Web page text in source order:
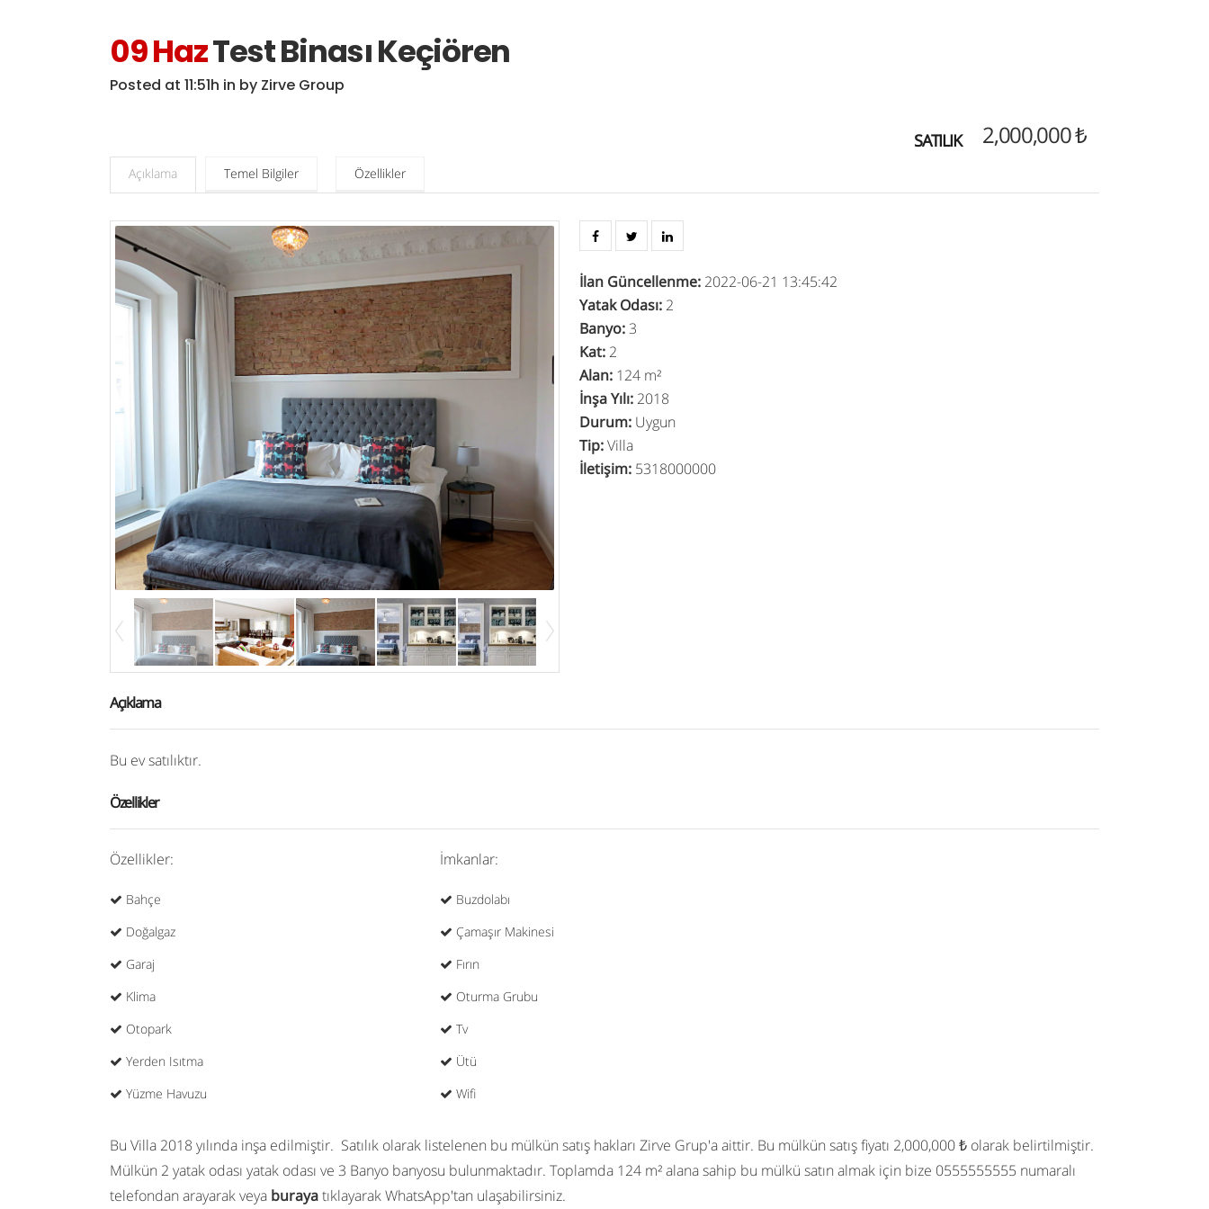
09 HazTest Binası Keçiören
Posted at 11:51h in by Zirve Group
SATILIK 2,000,000 ₺
Açıklama Temel Bilgiler Özellikler
İlan Güncellenme: 2022-06-21 13:45:42
Yatak Odası: 2
Banyo:3
Kat: 2
Alan: 124 m²
İnşa Yılı: 2018
Durum: Uygun
Tip:Villa
İletişim: 5318000000
Açıklama
Bu ev satılıktır.
Özellikler
Özellikler:
Bahçe
Doğalgaz
Garaj
Klima
Otopark
Yerden Isıtma
Yüzme Havuzu
İmkanlar:
Buzdolabı
Çamaşır Makinesi
Fırın
Oturma Grubu
Tv
Ütü
Wifi
Bu Villa 2018 yılında inşa edilmiştir. Satılık olarak listelenen bu mülkün satış hakları Zirve Grup'a aittir. Bu mülkün satış fiyatı 2,000,000 ₺ olarak belirtilmiştir.
Mülkün 2 yatak odası yatak odası ve 3 Banyo banyosu bulunmaktadır. Toplamda 124 m² alana sahip bu mülkü satın almak için bize 0555555555 numaralı
telefondan arayarak veya burayatıklayarak WhatsApp'tan ulaşabilirsiniz.